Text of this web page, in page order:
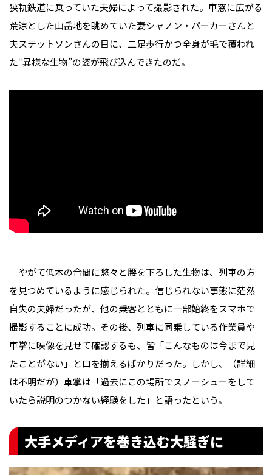
狭軌鉄道に乗っていた夫婦によって撮影された。車窓に広がる
荒涼とした山岳地を眺めていた妻シャノン・パーカーさんと
夫ステットソンさんの目に、二足歩行かつ全身が毛で覆われ
た“異様な生物”の姿が飛び込んできたのだ。
やがて低木の合間に悠々と腰を下ろした生物は、列車の方
を見つめているように感じられた。信じられない事態に茫然
自失の夫婦だったが、他の乗客とともに一部始終をスマホで
撮影することに成功。その後、列車に同乗している作業員や
車掌に映像を見せて確認するも、皆「こんなものは今まで見
たことがない」と口を揃えるばかりだった。しかし、（詳細
は不明だが）車掌は「過去にこの場所でスノーシューをして
いたら説明のつかない経験をした」と語ったという。
大手メディアを巻き込む大騒ぎに